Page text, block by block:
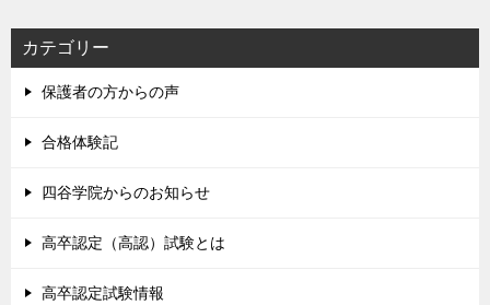
カテゴリー
保護者の方からの声
合格体験記
四谷学院からのお知らせ
高卒認定（高認）試験とは
高卒認定試験情報